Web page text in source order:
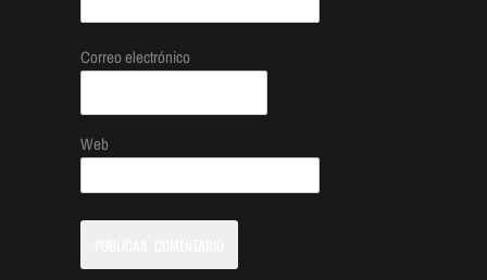
Correo electrónico
Web